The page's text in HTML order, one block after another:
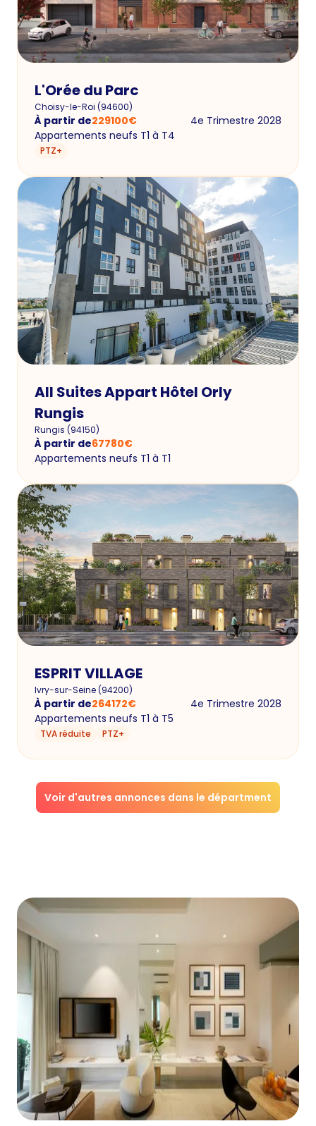
L'Orée du Parc
Choisy-le-Roi (94600)
À partir de229100€
4e Trimestre 2028
Appartements neufs T1 à T4
PTZ+
All Suites Appart Hôtel Orly
Rungis
Rungis (94150)
À partir de67780€
Appartements neufs T1 à T1
ESPRIT VILLAGE
Ivry-sur-Seine(94200)
À partir de264172€
4e Trimestre 2028
Appartements neufs T1 à T5
TVA réduite PTZ+
Voir d'autres annonces dans le départment